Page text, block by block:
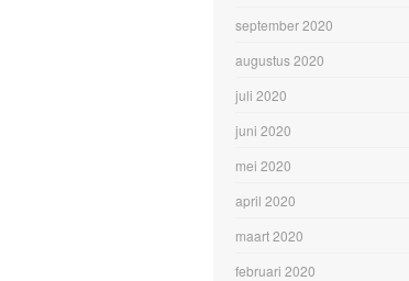
september 2020
augustus 2020
juli 2020
juni 2020
mei 2020
april 2020
maart 2020
februari 2020